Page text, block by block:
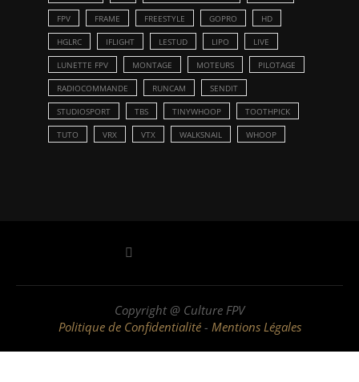
FPV FRAME FREESTYLE GOPRO HD
HGLRC IFLIGHT LESTUD LIPO LIVE
LUNETTE FPV MONTAGE MOTEURS PILOTAGE
RADIOCOMMANDE RUNCAM SENDIT
STUDIOSPORT TBS TINYWHOOP TOOTHPICK
TUTO VRX VTX WALKSNAIL WHOOP
Copyright @ Culture FPV
Politique de Confidentialité- Mentions Légales